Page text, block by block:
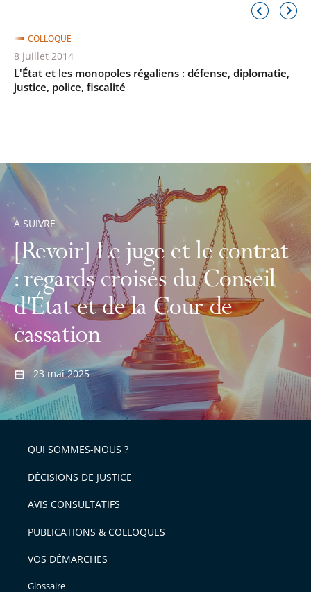
avant
Élément
précédentsuivant
L'État et les monopoles régaliens : défense, diplomatie,
justice, police, fiscalité
COLLOQUE
8 juillet 2014
A SUIVRE
[Revoir] Le juge et le contrat
: regards croisés du Conseil
d'État et de la Cour de
cassation
23 mai 2025
QUI SOMMES-NOUS ?
DÉCISIONS DE JUSTICE
AVIS CONSULTATIFS
PUBLICATIONS & COLLOQUES
VOS DÉMARCHES
Glossaire